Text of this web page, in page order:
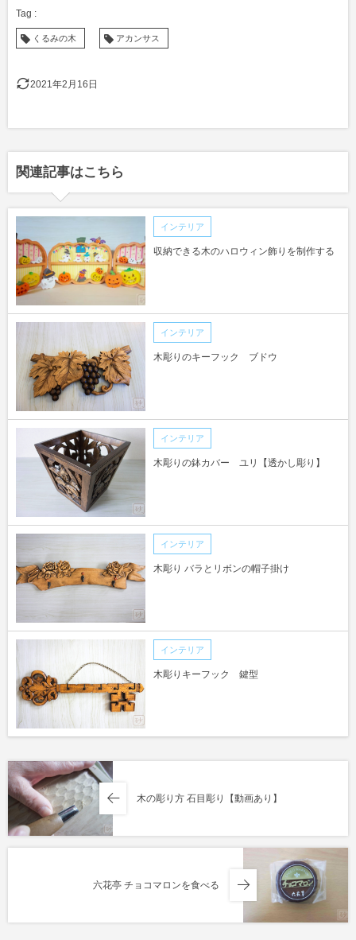
くるみの木 アカンサス
2021年2月16日
関連記事はこちら
インテリア
収納できる木のハロウィン飾りを制作する
インテリア
木彫りのキーフック ブドウ
インテリア
木彫りの鉢カバー ユリ【透かし彫り】
インテリア
木彫り バラとリボンの帽子掛け
インテリア
木彫りキーフック 鍵型
木の彫り方 石目彫り【動画あり】
六花亭 チョコマロンを食べる